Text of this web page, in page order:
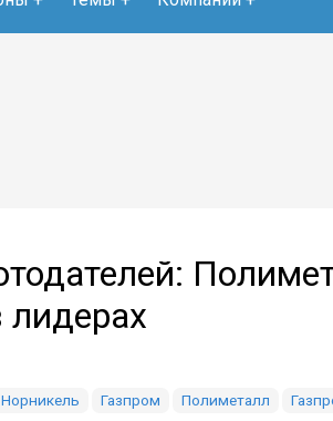
лидерах
Норникель Газпром Полиметалл